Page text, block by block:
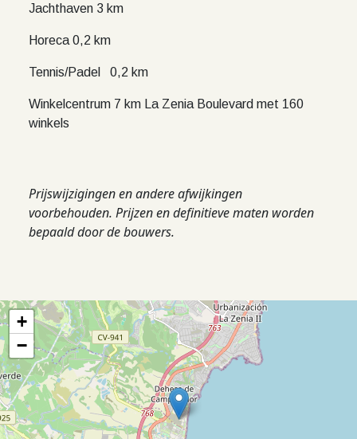
Jachthaven 3 km
Horeca 0,2 km
Tennis/Padel 0,2 km
Winkelcentrum 7 km La Zenia Boulevard met 160
winkels
Prijswijzigingen en andere afwijkingen
voorbehouden. Prijzen en definitieve maten worden
bepaald door de bouwers.
+
−